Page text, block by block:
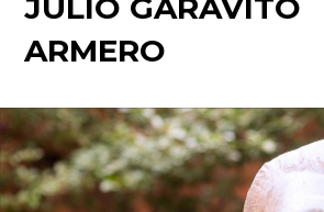
JULIO GARAVITO
ARMERO